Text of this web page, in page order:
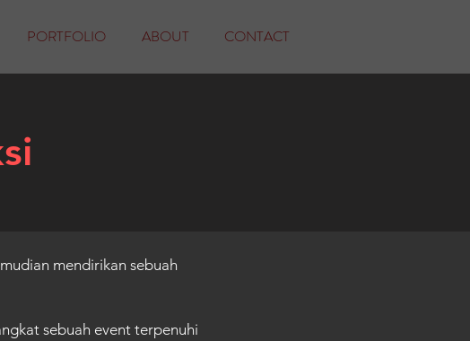
PORTFOLIO ABOUT CONTACT
mendirikan sebuah
sebuah event terpenuhi